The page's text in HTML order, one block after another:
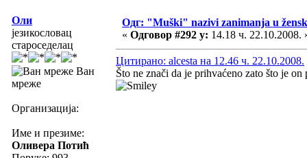
Оли
језикословац
староседелац
Ван
мреже
Организација:
Име и презиме:
Оливера Потић
Одг: "Muški" nazivi zanimanja u
« Одговор #292 у: 14.18 ч. 22.10.2008.
Цитирано: alcesta на 12.46 ч. 22.10.2008.
Što ne znači da je prihvaćeno zato što je